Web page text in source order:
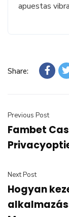
apuestas
Share:
Previous Post
Fambet
Next Post
Hogyan